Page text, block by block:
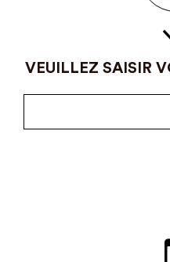
VEUILLEZ SAISIR